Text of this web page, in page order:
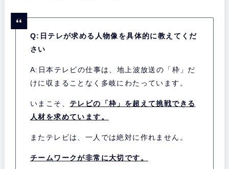
Q:日テレが求める人物像を具体的に教えてくだ
さい
A:日本テレビの仕事は、地上波放送の「枠」だ
けに収まることなく多岐にわたっています。
いまこそ、 テレビの「枠」を超えて挑戦できる
人材を求めています。
またテレビは、一人では絶対に作れません。
チームワークが非常に大切です。